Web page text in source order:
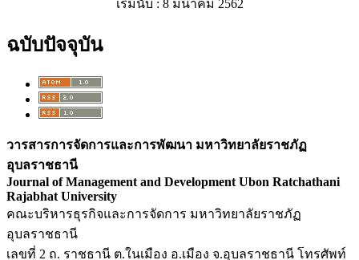
เริ่มนับ : 8 มีนาคม 2562
ฉบับปัจจุบัน
วารสารการจัดการและการพัฒนา มหาวิทยาลัยราชภัฏ
อุบลราชธานี
Journal of Management and Development Ubon Ratchathani
Rajabhat University
คณะบริหารธุรกิจและการจัดการ มหาวิทยาลัยราชภัฏ
อุบลราชธานี
เลขที่ 2 ถ. ราชธานี ต.ในเมือง อ.เมือง จ.อุบลราชธานี โทรศัพท์